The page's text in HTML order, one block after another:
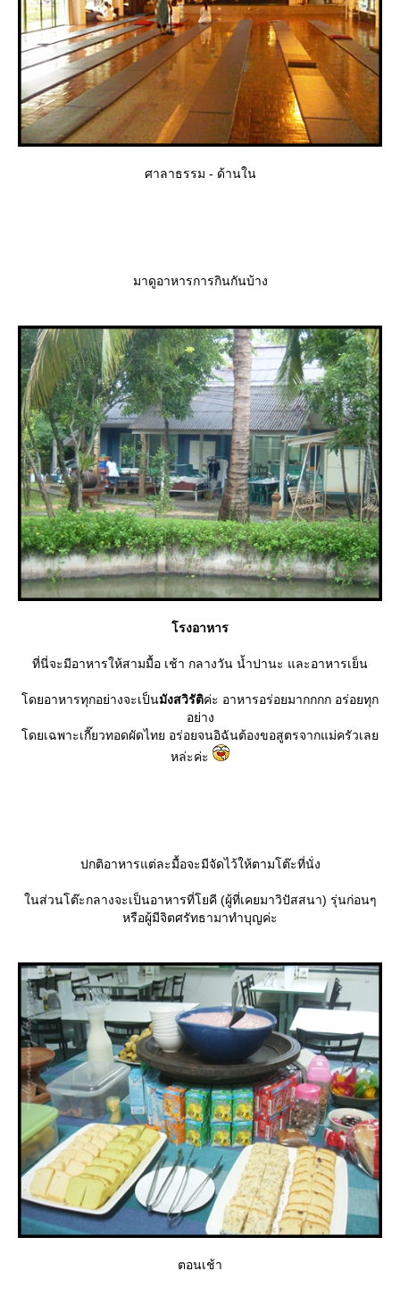
ศาลาธรรม - ด้านใน
มาดูอาหารการกินกันบ้าง
รงอาหาร
ที่นี่จะมีอาหารให้สามมื้อ เช้า กลางวัน น้ำปานะ และอาหารเย็น
ดยอาหารทุกอย่างจะเป็นมังสวิรัติค่ะ อาหารอร่อยมากกกก อร่อยทุก
อย่าง
ดยเฉพาะเกี๊ยวทอดผัดไทย อร่อยจนอิฉันต้องขอสูตรจากแม่ครัวเล
หล่ะค่ะ
ปกติอาหารแต่ละมื้อจะมีจัดไว้ให้ตามโต๊ะที่นั่ง
นส่วนโต๊ะกลางจะเป็นอาหารที่โยคี (ผู้ที่เคยมาวิปัสสนา) รุ่นก่อนๆ
หรือผู้มีจิตศรัทธามาทำบุญค่ะ
ตอนเช้า